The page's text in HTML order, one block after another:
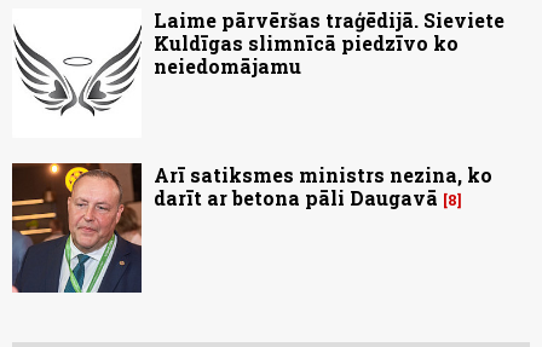
Laime pārvēršas traģēdijā. Sieviete
Kuldīgas slimnīcā piedzīvo ko
neiedomājamu
Arī satiksmes ministrs nezina, ko
darīt ar betona pāli Daugavā
8